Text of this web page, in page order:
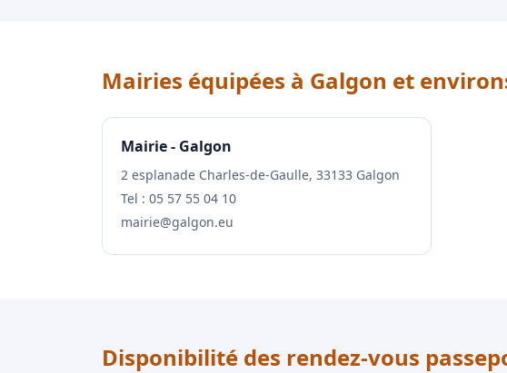
Mairies équipées à Galgon et
Mairie - Galgon
2 esplanade Charles-de-Gaulle, 33133 Galgon
Tel : 05 57 55 04 10
mairie@galgon.eu
Disponibilité des rendez-vous